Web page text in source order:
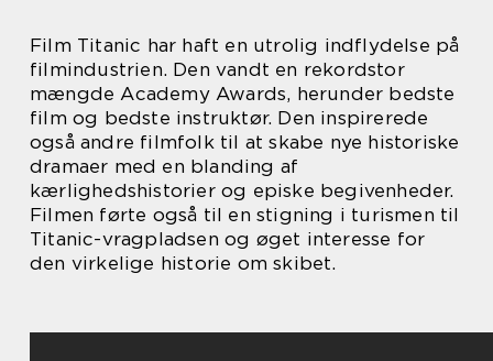
Film Titanic har haft en utrolig indflydelse på
filmindustrien. Den vandt en rekordstor
mængde Academy Awards, herunder bedste
film og bedste instruktør. Den inspirerede
også andre filmfolk til at skabe nye historiske
dramaer med en blanding af
kærlighedshistorier og episke begivenheder.
Filmen førte også til en stigning i turismen til
Titanic-vragpladsen og øget interesse for
den virkelige historie om skibet.